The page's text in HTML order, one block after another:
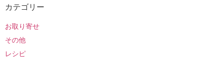
カテゴリー
お取り寄せ
その他
レシピ